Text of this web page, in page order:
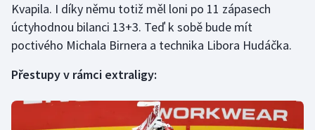
Kvapila. I díky němu totiž měl loni po 11 zápasech
úctyhodnou bilanci 13+3. Teď k sobě bude mít
poctivého Michala Birnera a technika Libora Hudáčka.
Přestupy v rámci extraligy: